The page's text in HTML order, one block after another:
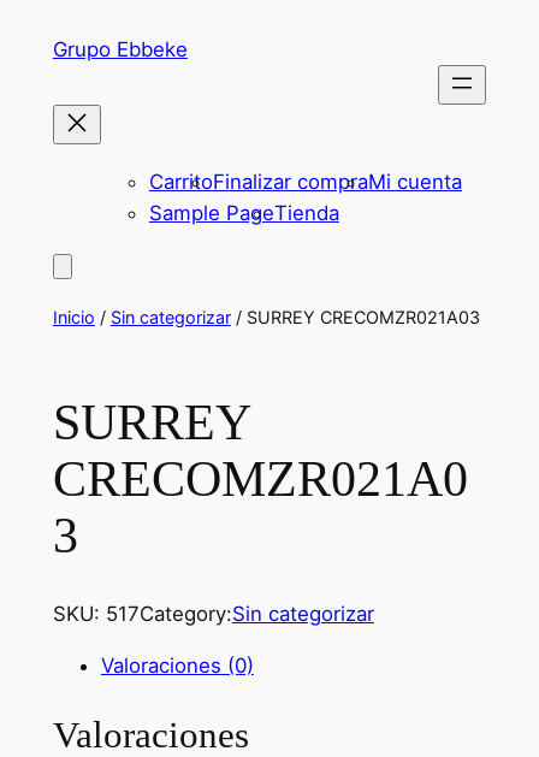
Grupo Ebbeke
CarritoFinalizar compraMi cuenta
Sample PageTienda
Inicio / Sin categorizar/ SURREY CRECOMZR021A03
SURREY
CRECOMZR021A0
3
SKU: 517Category:Sin categorizar
Valoraciones (0)
Valoraciones